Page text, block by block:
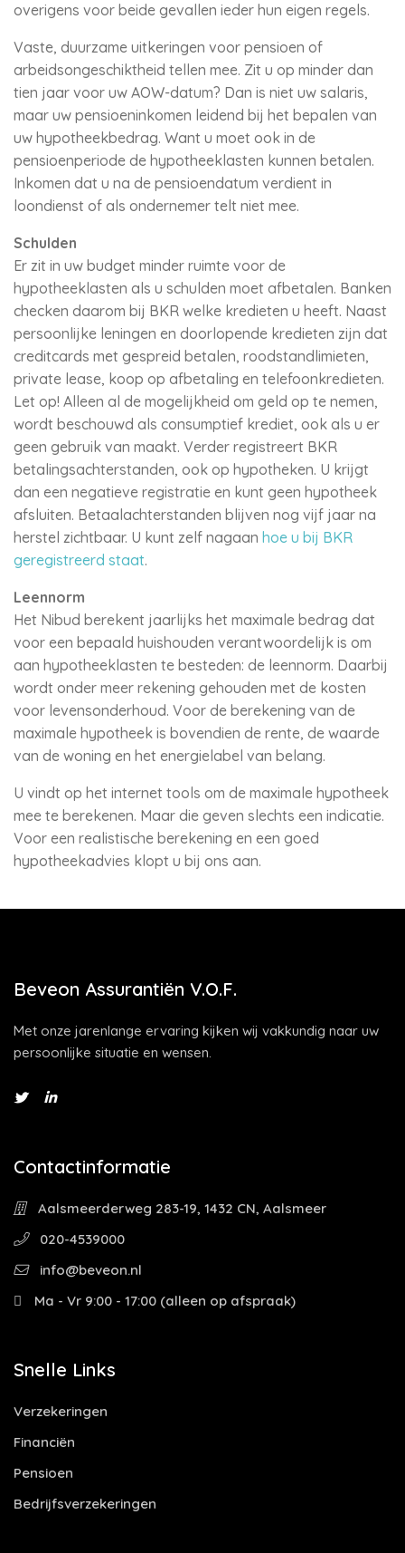
overigens voor beide gevallen ieder hun eigen regels.
Vaste, duurzame uitkeringen voor pensioen of
arbeidsongeschiktheid tellen mee. Zit u op minder dan
tien jaar voor uw AOW-datum? Dan is niet uw salaris,
maar uw pensioeninkomen leidend bij het bepalen van
uw hypotheekbedrag. Want u moet ook in de
pensioenperiode de hypotheeklasten kunnen betalen.
Inkomen dat u na de pensioendatum verdient in
loondienst of als ondernemer telt niet mee.
Schulden
Er zit in uw budget minder ruimte voor de
hypotheeklasten als u schulden moet afbetalen. Banken
checken daarom bij BKR welke kredieten u heeft. Naast
persoonlijke leningen en doorlopende kredieten zijn dat
creditcards met gespreid betalen, roodstandlimieten,
private lease, koop op afbetaling en telefoonkredieten.
Let op! Alleen al de mogelijkheid om geld op te nemen,
wordt beschouwd als consumptief krediet, ook als u er
geen gebruik van maakt. Verder registreert BKR
betalingsachterstanden, ook op hypotheken. U krijgt
dan een negatieve registratie en kunt geen hypotheek
afsluiten. Betaalachterstanden blijven nog vijf jaar na
herstel zichtbaar. U kunt zelf nagaan hoe u bij BKR
geregistreerd staat.
Leennorm
Het Nibud berekent jaarlijks het maximale bedrag dat
voor een bepaald huishouden verantwoordelijk is om
aan hypotheeklasten te besteden: de leennorm. Daarbij
wordt onder meer rekening gehouden met de kosten
voor levensonderhoud. Voor de berekening van de
maximale hypotheek is bovendien de rente, de waarde
van de woning en het energielabel van belang.
U vindt op het internet tools om de maximale hypotheek
mee te berekenen. Maar die geven slechts een indicatie.
Voor een realistische berekening en een goed
hypotheekadvies klopt u bij ons aan.
Beveon Assurantiën V.O.F.
Met onze jarenlange ervaring kijken wij vakkundig naar uw
persoonlijke situatie en wensen.
Contactinformatie
Aalsmeerderweg 283-19, 1432 CN, Aalsmeer
020-4539000
info@beveon.nl
Ma - Vr 9:00 - 17:00 (alleen op afspraak)
Snelle Links
Verzekeringen
Financiën
Pensioen
Bedrijfsverzekeringen